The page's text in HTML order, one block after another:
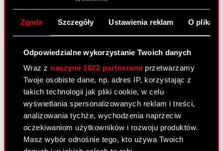
Zgoda Szczegóły Ustawienia reklam O
Odpowiedzialne wykorzystanie Twoich danych
Wraz z naszymi 1022 partnerami przetwarzamy
Twoje osobiste dane, np. adres IP, korzystając z
takich technologii jak pliki cookie, w celu
wyświetlania spersonalizowanych reklam i treści,
analizowania tychże, wychodzenia naprzeciw
oczekiwaniom użytkowników i rozwoju produktów.
Masz wybór odnośnie tego, kto używa Twoich
PNG
Zrzut ekranu 2025 12 29 o
13.45.20
Grupa KapitałowaCzytaj dalej
PNG Zrzut ekranu 2025 12 29 o